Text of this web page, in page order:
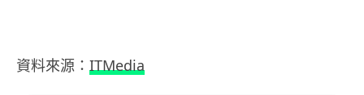
資料來源： ITMedia